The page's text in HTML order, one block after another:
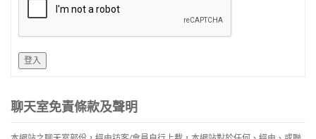
登入
聊天室免責條款及聲明